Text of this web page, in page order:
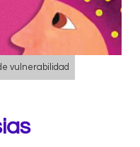
vulnerabilidad